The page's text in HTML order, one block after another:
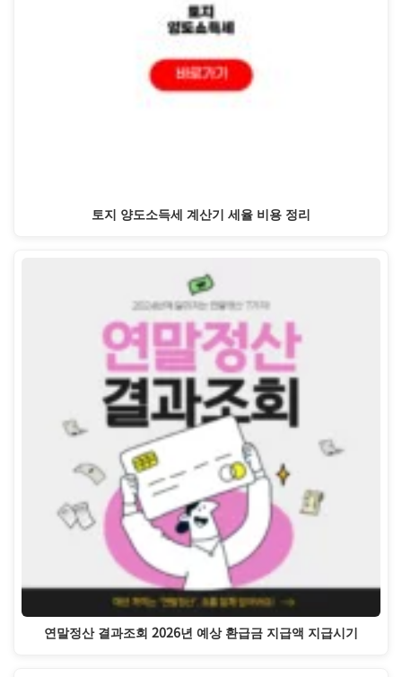
토지 양도소득세 계산기 세율 비용 정리
연말정산 결과조회 2026년 예상 환급금 지급액 지급시기